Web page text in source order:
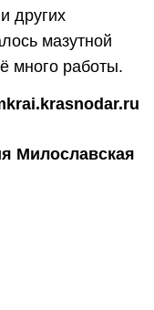
других
мазутной
много работы.
Милославская